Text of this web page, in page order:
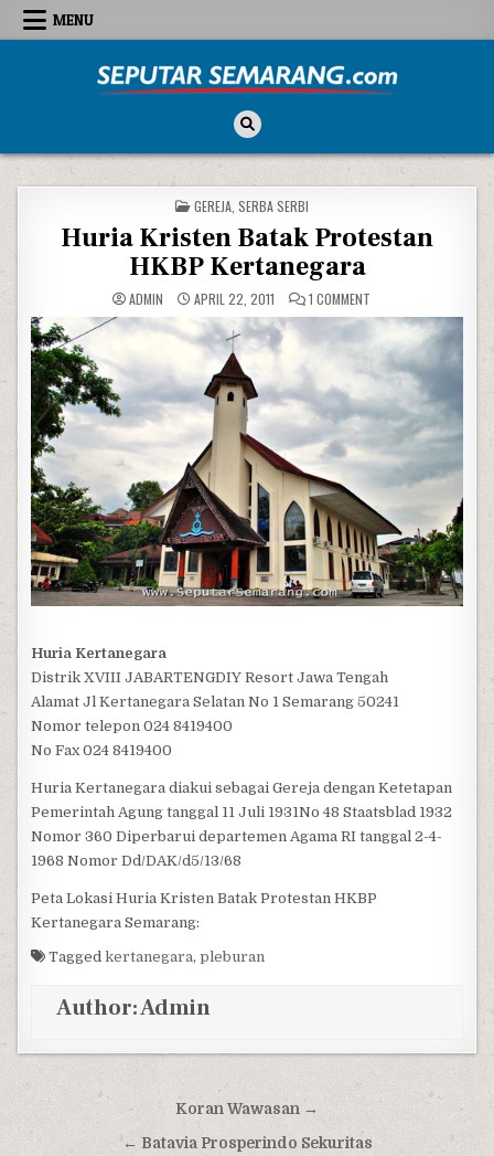
Skip to content
MENU
POSTED IN
GEREJA, SERBA SERBI
Huria Kristen Batak Protestan
HKBP Kertanegara
ADMIN APRIL 22, 2011 1 COMMENT
Huria Kertanegara
Distrik XVIII JABARTENGDIY Resort Jawa Tengah
Alamat Jl Kertanegara Selatan No 1 Semarang 50241
Nomor telepon 024 8419400
No Fax 024 8419400
Huria Kertanegara diakui sebagai Gereja dengan Ketetapan
Pemerintah Agung tanggal 11 Juli 1931No 48 Staatsblad 1932
Nomor 360 Diperbarui departemen Agama RI tanggal 2-4-
1968 Nomor Dd/DAK/d5/13/68
Peta Lokasi Huria Kristen Batak Protestan HKBP
Kertanegara Semarang:
Taggedkertanegara,pleburan
Author:Admin
Post navigationKoran Wawasan →
← Batavia Prosperindo Sekuritas